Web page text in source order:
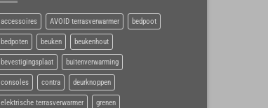
accessoires AVOID terrasverwarmer bedpoot
bedpoten beuken beukenhout
bevestigingsplaat buitenverwarming
consoles contra deurknoppen
elektrische terrasverwarmer grenen